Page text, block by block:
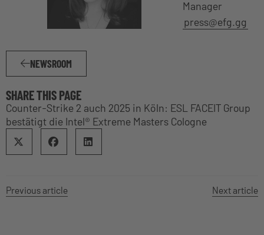
Manager
press@efg.gg
NEWSROOM
SHARE THIS PAGE
Counter-Strike 2 auch 2025 in Köln: ESL FACEIT Group
bestätigt die Intel® Extreme Masters Cologne
Previous article Next article